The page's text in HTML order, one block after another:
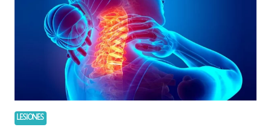
VIDA
DIARIA
LESIONES